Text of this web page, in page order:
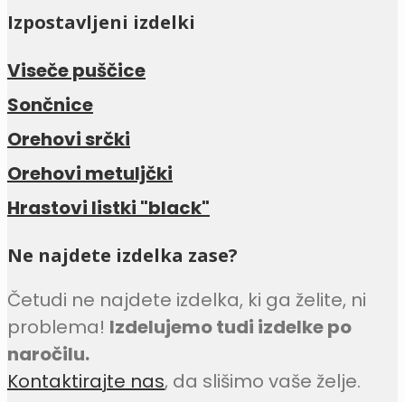
Izpostavljeni izdelki
Viseče puščice
Sončnice
Orehovi srčki
Orehovi metuljčki
Hrastovi listki "black"
Ne najdete izdelka zase?
Četudi ne najdete izdelka, ki ga želite, ni
problema! Izdelujemo tudi izdelke po
naročilu.
Kontaktirajte nas, da slišimo vaše želje.